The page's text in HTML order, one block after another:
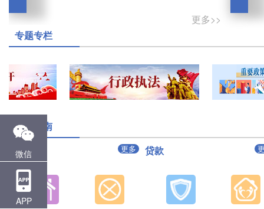
更多>>
专题专栏
业务指南
提取
更多 贷款
微信
APP